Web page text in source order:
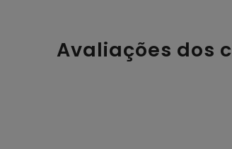
Avaliações dos